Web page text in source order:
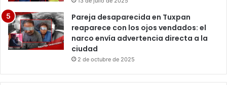
Pareja desaparecida en Tuxpan
reaparece con los ojos vendados: el
narco envía advertencia directa a la
ciudad
2 de octubre de 2025